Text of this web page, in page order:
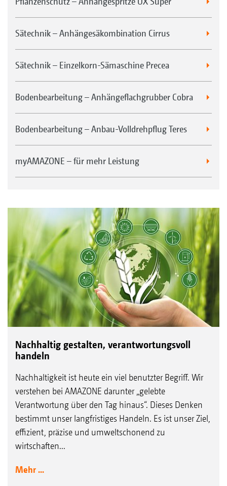
Sätechnik – Anhängesäkombination Cirrus
Sätechnik – Einzelkorn-Sämaschine Precea
Bodenbearbeitung – Anhängeflachgrubber Cobra
Bodenbearbeitung – Anbau-Volldrehpflug Teres
myAMAZONE – für mehr Leistung
Nachhaltig gestalten, verantwortungsvoll
handeln
Nachhaltigkeit ist heute ein viel benutzter Begriff. Wir
verstehen bei AMAZONE darunter „gelebte
Verantwortung über den Tag hinaus“. Dieses Denken
bestimmt unser langfristiges Handeln. Es ist unser Ziel,
effizient, präzise und umweltschonend zu
wirtschaften...
Mehr ...